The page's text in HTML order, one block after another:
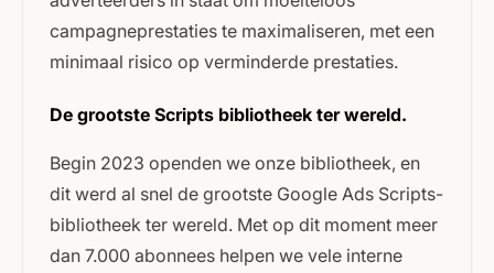
campagneprestaties te maximaliseren, met een
minimaal risico op verminderde prestaties.
De grootste Scripts bibliotheek ter wereld.
Begin 2023 openden we onze bibliotheek, en
dit werd al snel de grootste Google Ads Scripts-
bibliotheek ter wereld. Met op dit moment meer
dan 7.000 abonnees helpen we vele interne